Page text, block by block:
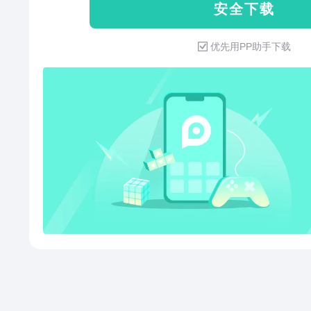
推荐给好友一起来玩哦~
安 全 下 载
优先用PP助手下载